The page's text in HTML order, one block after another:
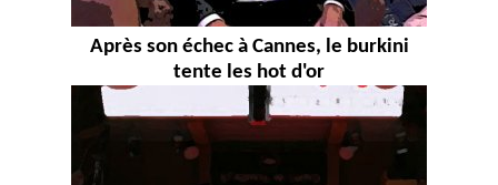
Après son échec à Cannes, le burkini
tente les hot d'or